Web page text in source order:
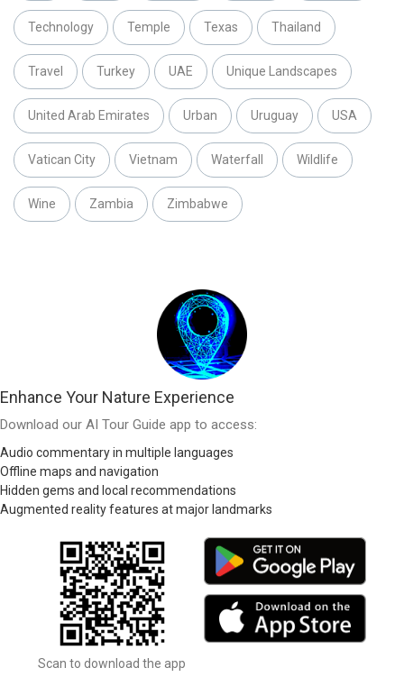
Technology Temple Texas Thailand
Travel Turkey UAE Unique Landscapes
United Arab Emirates Urban Uruguay USA
Vatican City Vietnam Waterfall Wildlife
Wine Zambia Zimbabwe
Enhance Your Nature Experience
Download our AI Tour Guide app to access:
Audio commentary in multiple languages
Offline maps and navigation
Hidden gems and local recommendations
Augmented reality features at major landmarks
Scan to download the app